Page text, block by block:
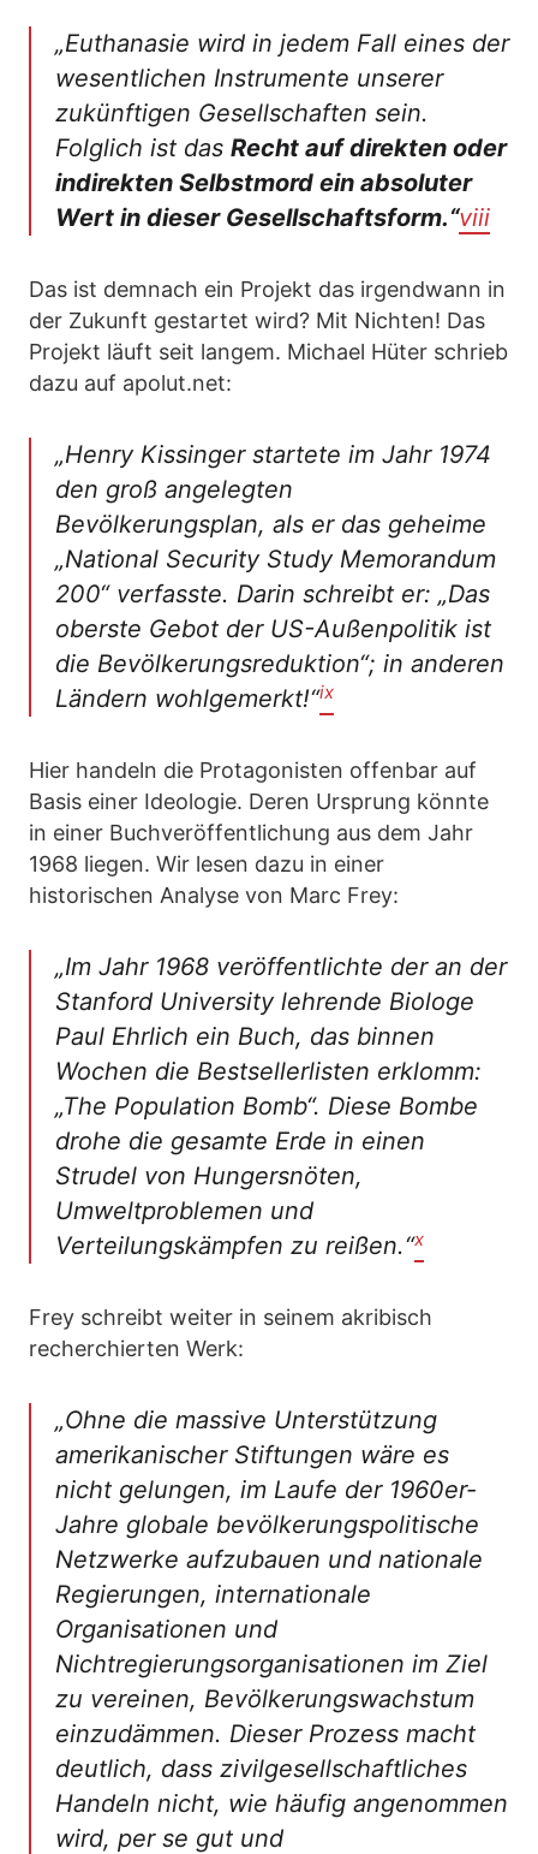
„Euthanasie wird in jedem Fall eines der
wesentlichen Instrumente unserer
zukünftigen Gesellschaften sein.
Folglich ist das Recht auf direkten oder
indirekten Selbstmord ein absoluter
Wert in dieser Gesellschaftsform.“viii
Das ist demnach ein Projekt das irgendwann in
der Zukunft gestartet wird? Mit Nichten! Das
Projekt läuft seit langem. Michael Hüter schrieb
dazu auf apolut.net:
„Henry Kissinger startete im Jahr 1974
den groß angelegten
Bevölkerungsplan, als er das geheime
„National Security Study Memorandum
200“ verfasste. Darin schreibt er: „Das
oberste Gebot der US-Außenpolitik ist
die Bevölkerungsreduktion“; in anderen
Ländern wohlgemerkt!“ix
Hier handeln die Protagonisten offenbar auf
Basis einer Ideologie. Deren Ursprung könnte
in einer Buchveröffentlichung aus dem Jahr
1968 liegen. Wir lesen dazu in einer
historischen Analyse von Marc Frey:
„Im Jahr 1968 veröffentlichte der an der
Stanford University lehrende Biologe
Paul Ehrlich ein Buch, das binnen
Wochen die Bestsellerlisten erklomm:
„The Population Bomb“. Diese Bombe
drohe die gesamte Erde in einen
Strudel von Hungersnöten,
Umweltproblemen und
Verteilungskämpfen zu reißen.“x
Frey schreibt weiter in seinem akribisch
recherchierten Werk:
„Ohne die massive Unterstützung
amerikanischer Stiftungen wäre es
nicht gelungen, im Laufe der 1960er-
Jahre globale bevölkerungspolitische
Netzwerke aufzubauen und nationale
Regierungen, internationale
Organisationen und
Nichtregierungsorganisationen im Ziel
zu vereinen, Bevölkerungswachstum
einzudämmen. Dieser Prozess macht
deutlich, dass zivilgesellschaftliches
Handeln nicht, wie häufig angenommen
wird, per se gut und